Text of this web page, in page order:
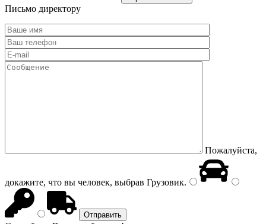
Письмо директору
Пожалуйста,
докажите, что вы человек, выбрав Грузовик.